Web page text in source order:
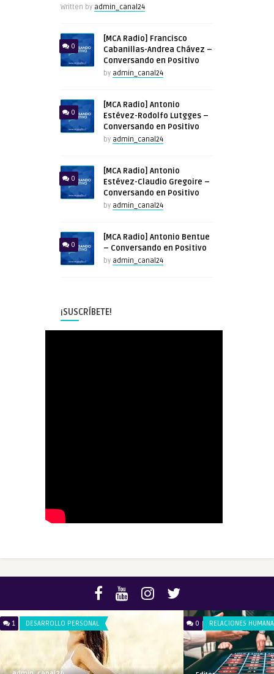
Written by admin_canal24
0
[MCA Radio] Francisco
Cabanillas-Andrea Chávez –
Conversando en Positivo
by admin_canal24
0
[MCA Radio] Antonio
Estévez-Rodolfo Lutgges –
Conversando en Positivo
by admin_canal24
0
[MCA Radio] Antonio
Estévez-Claudio Gregoire –
Conversando en Positivo
by admin_canal24
0
[MCA Radio] Antonio Bentue
– Conversando en Positivo
by admin_canal24
¡SUSCRÍBETE!
0 RELACIONES HUMANAS 0 DESARROLLO